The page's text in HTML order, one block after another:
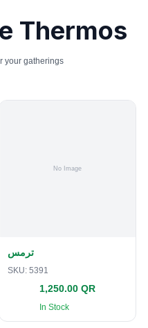
Thermos
your gatherings
ترمس
SKU: 5391
1,250.00 QR
In Stock